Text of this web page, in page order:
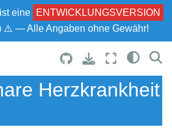
eine
ENTWICKLUNGSVERSION
⚠ — Alle Angaben ohne Gewähr!
Herzkrankheit